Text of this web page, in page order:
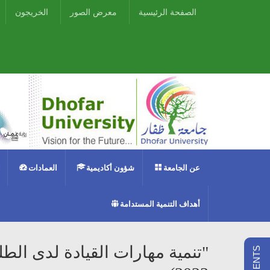
الصفحة الرئيسية معرض الصور الخريجون
عن الجامعة شؤون أكاديمية العمادات
أهداف التنمية المستدامة